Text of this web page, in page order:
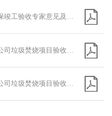
绍兴再生能源有限公司垃圾焚烧项目验收监测报告